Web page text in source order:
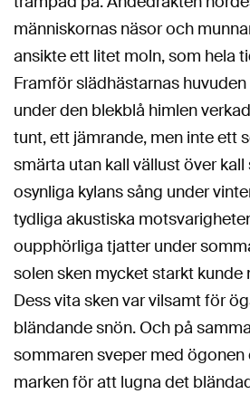
människornas näsor och
ansikte ett litet moln, som hela
Framför slädhästarnas
under den blekblå himlen
tunt, ett jämrande, men inte ett
smärta utan kall vällust över kall
osynliga kylans sång under
tydliga akustiska
oupphörliga tjatter under
solen sken mycket starkt kunde
Dess vita sken var vilsamt för
bländande snön. Och på
sommaren sveper med ögonen
marken för att lugna det